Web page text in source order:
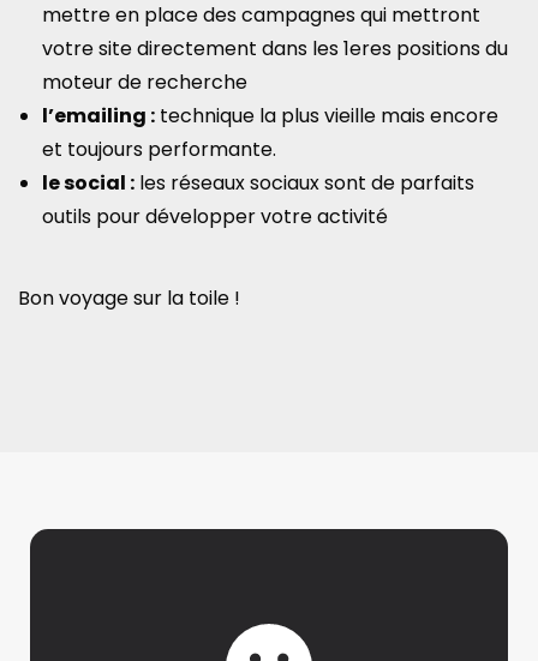
mettre en place des campagnes qui mettront
votre site directement dans les 1eres positions du
moteur de recherche
l’emailing : technique la plus vieille mais encore
et toujours performante.
le social : les réseaux sociaux sont de parfaits
outils pour développer votre activité
Bon voyage sur la toile !